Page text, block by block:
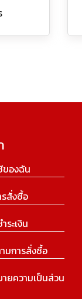
องฉัน
สั่งซื้อ
ระเงิน
มการสั่งซื้อ
ายความเป็นส่วน